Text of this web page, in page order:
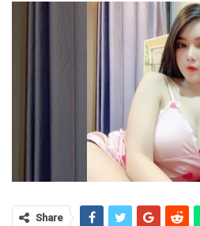
Share